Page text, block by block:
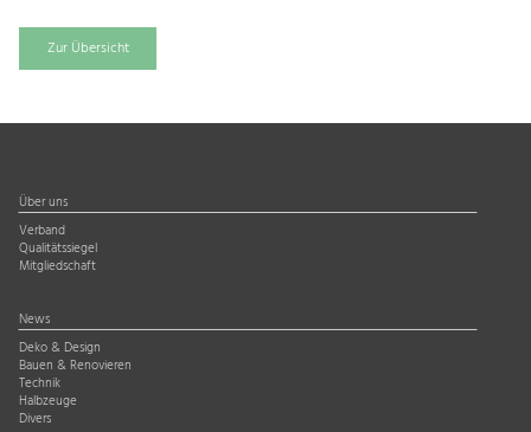
Zur Übersicht
Über uns
Verband
Qualitätssiegel
Mitgliedschaft
News
Deko & Design
Bauen & Renovieren
Technik
Halbzeuge
Divers